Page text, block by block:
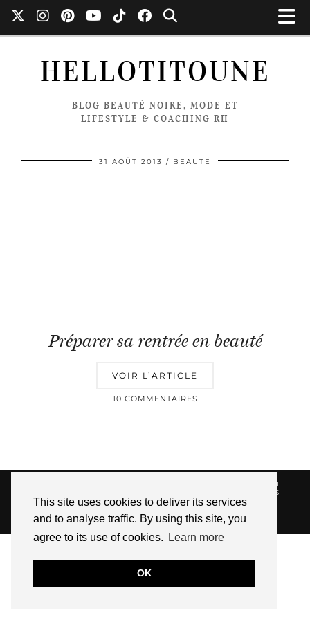
This site uses cookies to deliver its services
and to analyse traffic. By using this site, you
agree to its use of cookies.
Learn more
OK
HELLOTITOUNE
BLOG BEAUTÉ NOIRE, MODE ET
LIFESTYLE & COACHING RH
31 AOÛT 2013 BEAUTÉ
Préparer sa rentrée en beauté
VOIR L’ARTICLE
10 COMMENTAIRES
POLITIQUE DE
LIENS
AFFILIES
WEBSITE DESIGN BYpipdig